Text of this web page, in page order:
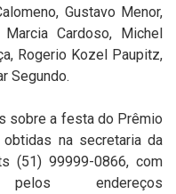
Gustavo Menor,
Cardoso, Michel
Rogerio Kozel Paupitz,
Segundo.
sobre a festa do Prêmio
na secretaria da
(51) 99999-0866, com
endereços